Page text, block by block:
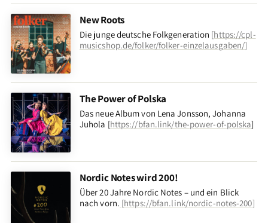
New Roots
Die junge deutsche Folkgeneration [https://cpl-
musicshop.de/folker/folker-einzelausgaben/]
The Power of Polska
Das neue Album von Lena Jonsson, Johanna
Juhola [https://bfan.link/the-power-of-polska]
Nordic Notes wird 200!
Über 20 Jahre Nordic Notes – und ein Blick
nach vorn. [https://bfan.link/nordic-notes-200]